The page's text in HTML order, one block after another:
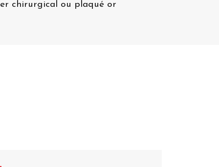
chirurgical ou plaqué or